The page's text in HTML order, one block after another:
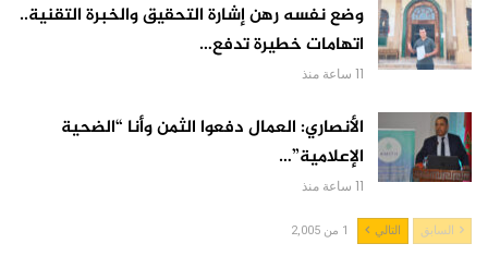
وضع نفسه رهن إشارة التحقيق والخبرة التقنية..
اتهامات خطيرة تدفع…
11 ساعة منذ
الأنصاري: العمال دفعوا الثمن وأنا “الضحية
الإعلامية”…
11 ساعة منذ
السابق التالي 1 من 2,005